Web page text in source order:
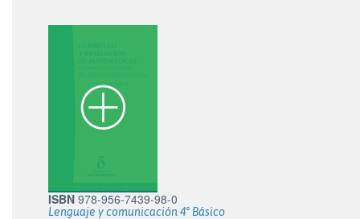
ISBN 978-956-7439-98-0
Lenguaje y comunicación 4° Básico